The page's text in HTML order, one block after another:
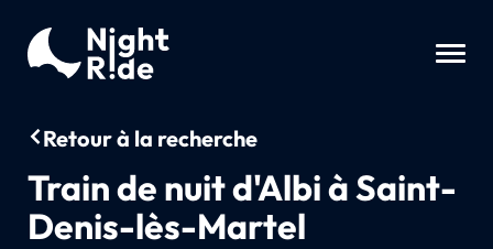
Retour à la recherche
Train de nuit d'Albi à Saint-
Denis-lès-Martel